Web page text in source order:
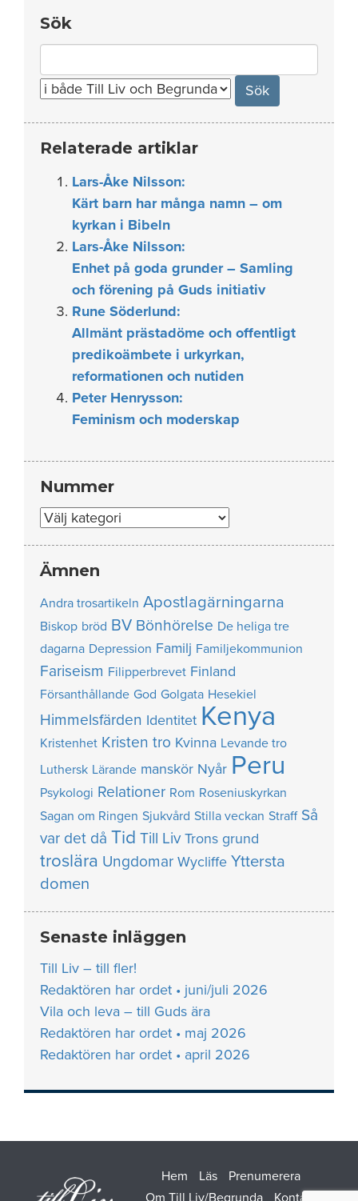
Sök
for:
Relaterade artiklar
Lars-Åke Nilsson:
Kärt barn har många namn – om
kyrkan i Bibeln
Lars-Åke Nilsson:
Enhet på goda grunder – Samling
och förening på Guds initiativ
Rune Söderlund:
Allmänt prästadöme och offentligt
predikoämbete i urkyrkan,
reformationen och nutiden
Peter Henrysson:
Feminism och moderskap
Nummer
Nummer
Ämnen
Andra trosartikeln Apostlagärningarna
Biskop bröd BV Bönhörelse De heliga tre
dagarna Depression Familj Familjekommunion
Fariseism Filipperbrevet Finland
Försanthållande God Golgata Hesekiel
Himmelsfärden Identitet Kenya
Kristenhet Kristen tro Kvinna Levande tro
Luthersk Lärande manskör Nyår Peru
Psykologi Relationer Rom Roseniuskyrkan
Sagan om Ringen Sjukvård Stilla veckan Straff Så
var det då Tid Till Liv Trons grund
troslära Ungdomar Wycliffe Yttersta
domen
Senaste inläggen
Till Liv – till fler!
Redaktören har ordet • juni/juli 2026
Vila och leva – till Guds ära
Redaktören har ordet • maj 2026
Redaktören har ordet • april 2026
Hem Läs
Prenumerera
Om Till Liv/Begrunda
Kontakt